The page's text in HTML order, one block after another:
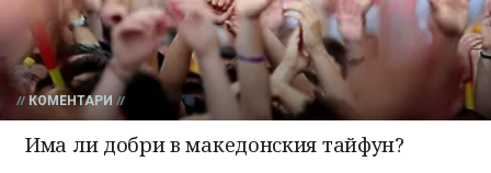
КОМЕНТАРИ
Има ли добри в македонския тайфун?